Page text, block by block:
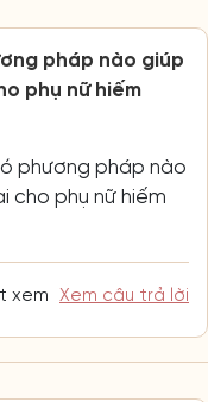
pháp nào giúp
phụ nữ hiếm
phương pháp nào
cho phụ nữ hiếm
xem Xem câu trả lời